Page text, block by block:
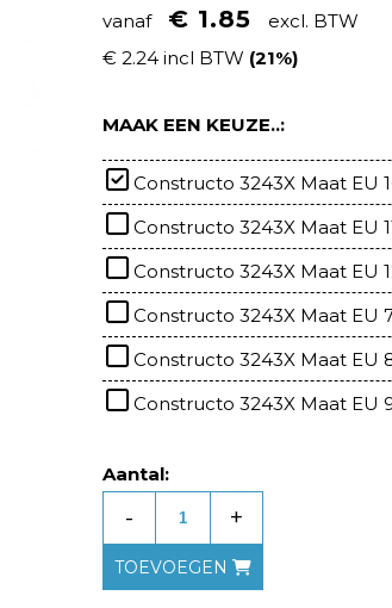
vanaf € 1.85
excl. BTW
€ 2.24 incl BTW (21%)
MAAK EEN KEUZE..:
Constructo 3243X Maat EU
Constructo 3243X Maat EU
Constructo 3243X Maat EU
Constructo 3243X Maat EU
Constructo 3243X Maat EU
Constructo 3243X Maat EU
Aantal:
- +
TOEVOEGEN